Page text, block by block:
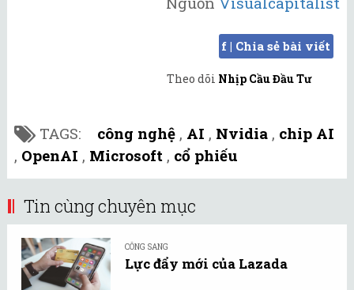
f | Chia sẻ bài viết
Theo dõi Nhịp Cầu Đầu Tư
TAGS: công nghệ , AI , Nvidia , chip AI
, OpenAI , Microsoft , cổ phiếu
Tin cùng chuyên mục
CÔNG SANG
Lực đẩy mới của Lazada